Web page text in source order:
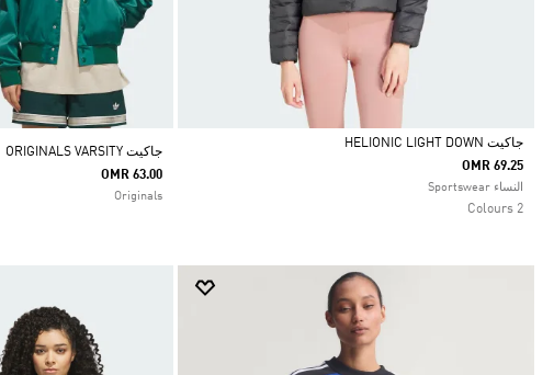
Selected
جاكيت HELIONIC LIGHT DOWN
OMR 69.25
النساء Sportswear
2 Colours
جاكيت ORIGINALS VARSITY
OMR 63.00
Originals